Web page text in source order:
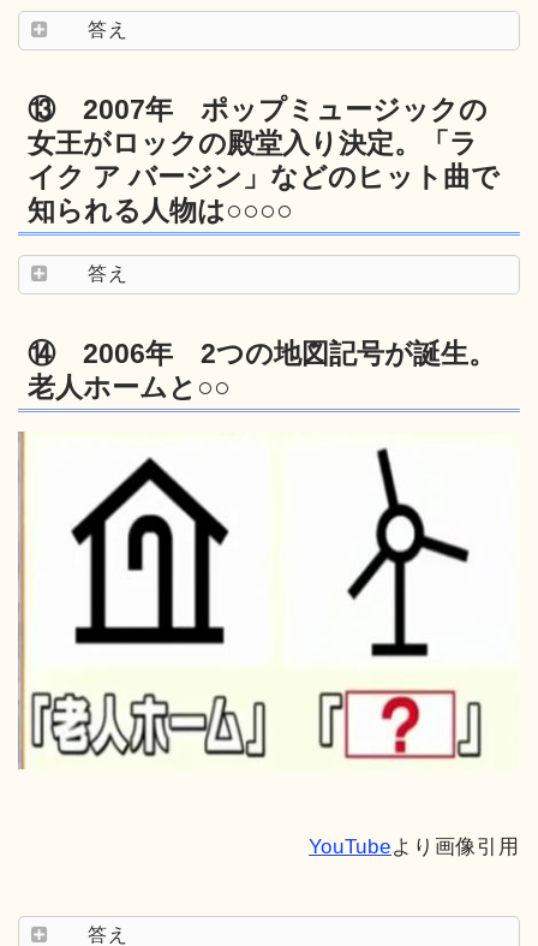
答え
⑬ 2007年 ポップミュージックの
女王がロックの殿堂入り決定。「ラ
イク ア バージン」などのヒット曲で
知られる人物は○○○○
答え
⑭ 2006年 2つの地図記号が誕生。
老人ホームと○○
YouTubeより画像引用
答え